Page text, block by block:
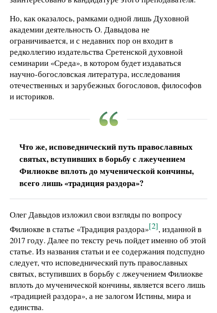
Но, как оказалось, рамками одной лишь Духовной
академии деятельность О. Давыдова не
ограничивается, и с недавних пор он входит в
редколлегию издательства Сретенской духовной
семинарии «Среда», в котором будет издаваться
научно-богословская литература, исследования
отечественных и зарубежных богословов, философов
и историков.
Что же, исповеднический путь православных
святых, вступивших в борьбу с лжеучением
Филиокве вплоть до мученической кончины,
всего лишь «традиция раздора»?
Олег Давыдов изложил свои взгляды по вопросу
Филиокве в статье «Традиция раздора»[2], изданной в
2017 году. Далее по тексту речь пойдет именно об этой
статье. Из названия статьи и ее содержания подспудно
следует, что исповеднический путь православных
святых, вступивших в борьбу с лжеучением Филиокве
вплоть до мученической кончины, является всего лишь
«традицией раздора», а не залогом Истины, мира и
единства.